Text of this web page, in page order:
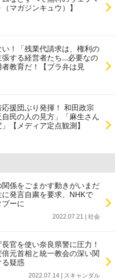
マガジンキュウ）】
！「残業代請求は、権利の
する経営者たち...必要なの
教育だ！【ブラ弁は見
援団ぶり発揮！ 和田政宗
民の人の見方」「麻生さん
【メディア定点観測】
係をごまかす動きがいまだ
発言自粛を要求、NHKで
ーに
2022.07.21 | 社会
官を使い奈良県警に圧力！
元首相と統一教会の深い関
る疑惑
2022.07.14 | スキャンダル